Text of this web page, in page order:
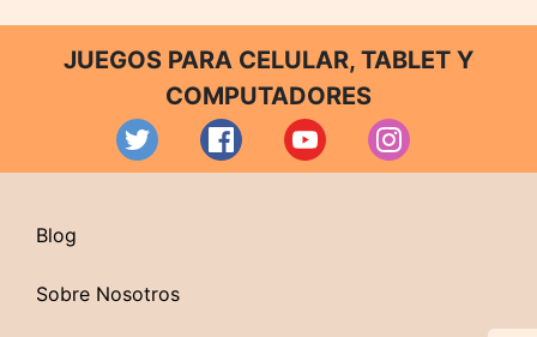
JUEGOS PARA CELULAR, TABLET Y
COMPUTADORES
Blog
Sobre Nosotros